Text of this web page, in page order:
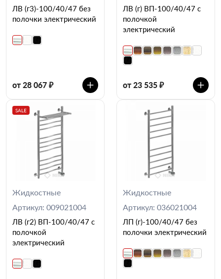
ЛВ (г3)-100/40/47 без
полочки электрический
от 28 067 ₽
ЛВ (г) ВП-100/40/47 с
полочкой
электрический
от 23 535 ₽
SALE
Жидкостные
Артикул: 009021004
ЛВ (г2) ВП-100/40/47 с
полочкой
электрический
Жидкостные
Артикул: 036021004
ЛП (г)-100/40/47 без
полочки электрический